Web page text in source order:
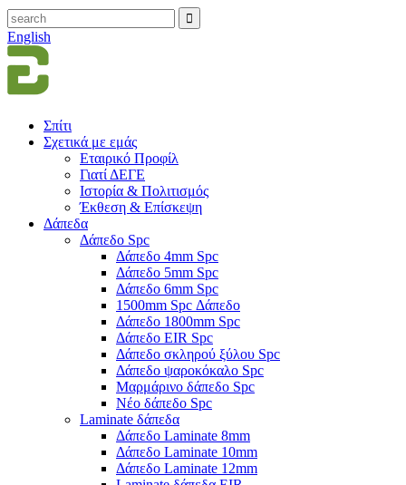
English
Σπίτι
Σχετικά με εμάς
Εταιρικό Προφίλ
Γιατί ΔΕΓΕ
Ιστορία & Πολιτισμός
Έκθεση & Επίσκεψη
Δάπεδα
Δάπεδο Spc
Δάπεδο 4mm Spc
Δάπεδο 5mm Spc
Δάπεδο 6mm Spc
1500mm Spc Δάπεδο
Δάπεδο 1800mm Spc
Δάπεδο EIR Spc
Δάπεδο σκληρού ξύλου Spc
Δάπεδο ψαροκόκαλο Spc
Μαρμάρινο δάπεδο Spc
Νέο δάπεδο Spc
Laminate δάπεδα
Δάπεδο Laminate 8mm
Δάπεδο Laminate 10mm
Δάπεδο Laminate 12mm